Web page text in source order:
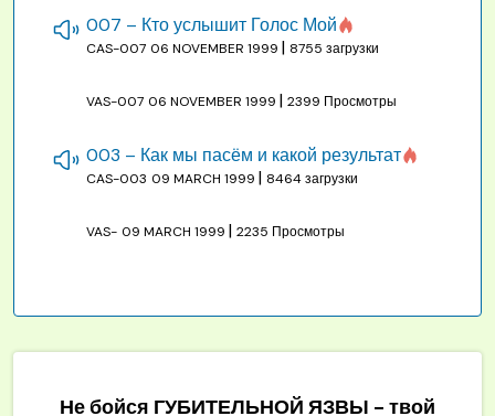
007 – Кто услышит Голос Мой
CAS-007 06 NOVEMBER 1999 | 8755 загрузки
VAS-007 06 NOVEMBER 1999 | 2399 Просмотры
003 – Как мы пасём и какой результат
CAS-003 09 MARCH 1999 | 8464 загрузки
VAS- 09 MARCH 1999 | 2235 Просмотры
Не бойся ГУБИТЕЛЬНОЙ ЯЗВЫ - твой